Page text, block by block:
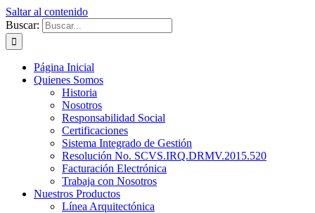
Saltar al contenido
Buscar:
Página Inicial
Quienes Somos
Historia
Nosotros
Responsabilidad Social
Certificaciones
Sistema Integrado de Gestión
Resolución No. SCVS.IRQ.DRMV.2015.520
Facturación Electrónica
Trabaja con Nosotros
Nuestros Productos
Línea Arquitectónica